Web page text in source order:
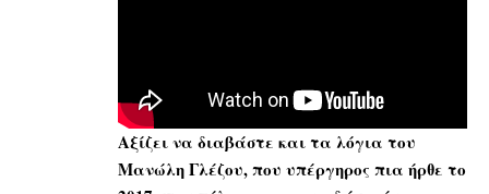
Αξίζει να διαβάστε και τα λόγια του
Μανώλη Γλέζου, που υπέργηρος πια ήρθε το